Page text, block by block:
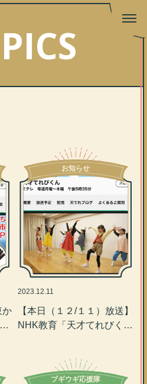
か
お知らせ
2023.12.11
【本日（１２/１１）放送】
NHK教育「天才てれびく
ブギウギ応援隊